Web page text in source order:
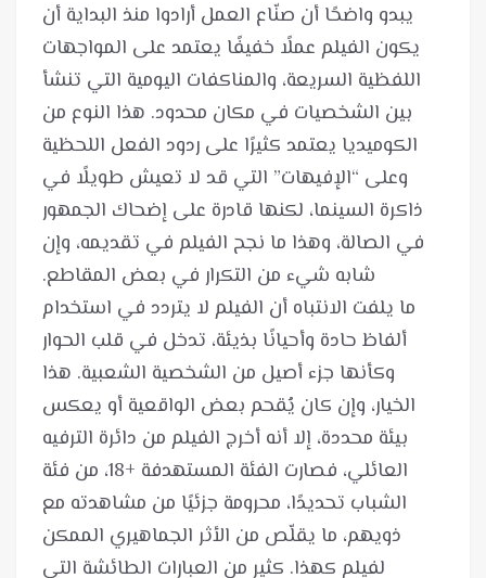
يبدو واضحًا أن صنّاع العمل أرادوا منذ البداية أن
يكون الفيلم عملًا خفيفًا يعتمد على المواجهات
اللفظية السريعة، والمناكفات اليومية التي تنشأ
بين الشخصيات في مكان محدود. هذا النوع من
الكوميديا يعتمد كثيرًا على ردود الفعل اللحظية
وعلى “الإفيهات” التي قد لا تعيش طويلًا في
ذاكرة السينما، لكنها قادرة على إضحاك الجمهور
في الصالة، وهذا ما نجح الفيلم في تقديمه، وإن
ما يلفت الانتباه أن الفيلم لا يتردد في استخدام
ألفاظ حادة وأحيانًا بذيئة، تدخل في قلب الحوار
وكأنها جزء أصيل من الشخصية الشعبية. هذا
الخيار، وإن كان يُقحم بعض الواقعية أو يعكس
بيئة محددة، إلا أنه أخرج الفيلم من دائرة الترفيه
العائلي، فصارت الفئة المستهدفة +18، من فئة
الشباب تحديدًا، محرومة جزئيًا من مشاهدته مع
ذويهم، ما يقلّص من الأثر الجماهيري الممكن
لفيلم كهذا. كثير من العبارات الطائشة التي